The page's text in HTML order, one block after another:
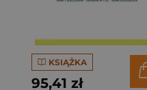
KSIĄŻKA
95,41 zł